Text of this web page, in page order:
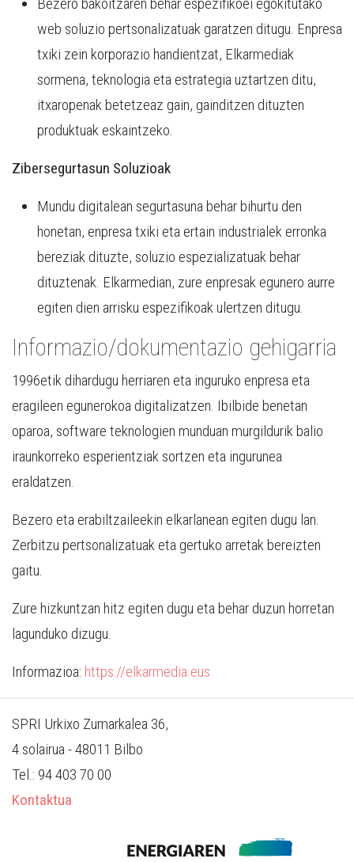
web soluzio pertsonalizatuak garatzen ditugu. Enpresa
txiki zein korporazio handientzat, Elkarmediak
sormena, teknologia eta estrategia uztartzen ditu,
itxaropenak betetzeaz gain, gainditzen dituzten
produktuak eskaintzeko.
Zibersegurtasun Soluzioak
Mundu digitalean segurtasuna behar bihurtu den
honetan, enpresa txiki eta ertain industrialek erronka
bereziak dituzte, soluzio espezializatuak behar
dituztenak. Elkarmedian, zure enpresak egunero aurre
egiten dien arrisku espezifikoak ulertzen ditugu.
Informazio/dokumentazio gehigarria
1996etik dihardugu herriaren eta inguruko enpresa eta
eragileen egunerokoa digitalizatzen. Ibilbide benetan
oparoa, software teknologien munduan murgildurik balio
iraunkorreko esperientziak sortzen eta ingurunea
eraldatzen.
Bezero eta erabiltzaileekin elkarlanean egiten dugu lan.
Zerbitzu pertsonalizatuak eta gertuko arretak bereizten
gaitu.
Zure hizkuntzan hitz egiten dugu eta behar duzun horretan
lagunduko dizugu.
Informazioa: https://elkarmedia.eus
SPRI Urkixo Zumarkalea 36,
4.solairua - 48011 Bilbo
Tel.: 94 403 70 00
Kontaktua